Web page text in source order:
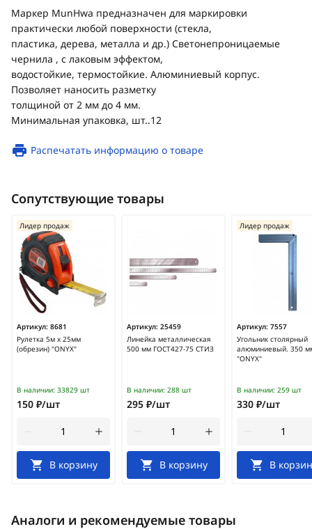
Маркер MunHwa предназначен для маркировки
практически любой поверхности (стекла,
пластика, дерева, металла и др.) Светонепроницаемые
чернила , с лаковым эффектом,
водостойкие, термостойкие. Алюминиевый корпус.
Позволяет наносить разметку
толщиной от 2 мм до 4 мм.
Минимальная упаковка, шт..12
Распечатать информацию о товаре
Сопутствующие товары
Артикул: 8681
Рулетка 5м х 25мм
(обрезин) "ONYX"
Лидер продаж
В наличии: 33829 шт
150 ₽/шт
В корзину
Артикул: 25459
Линейка металлическая
500 мм ГОСТ427-75 СТИЗ
В наличии: 288 шт
295 ₽/шт
В корзину
Артикул: 7557
Угольник столярный
алюминиевый. 350
"ONYX"
Лидер продаж
В наличии: 259 шт
330 ₽/шт
В
Аналоги и рекомендуемые товары